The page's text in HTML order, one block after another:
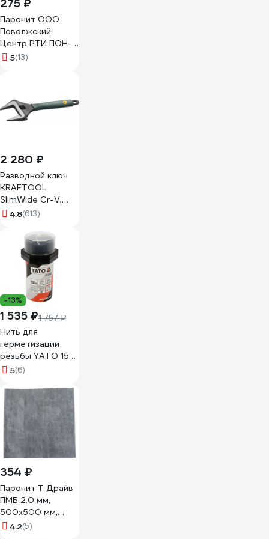
275 ₽
Паронит ООО
Поволжский
Центр РТИ ПОН-Б
2.0 мм 500x500
5(13)
2 280 ₽
Разводной ключ
KRAFTOOL
SlimWide Cr-V,
200 мм, 8", 38 мм
4.8(613)
-13%
1 535 ₽1 757 ₽
Нить для
герметизации
резьбы YATO 150
м YT-29222
5(6)
354 ₽
Паронит Т Драйв
ПМБ 2.0 мм,
500х500 мм,
ГОСТ 481-80
4.2(5)